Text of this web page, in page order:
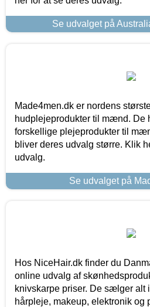
Se udvalget på
Made4men.dk er nordens
hudplejeprodukter til mænd. De
forskellige plejeprodukter til
bliver deres udvalg større. Klik
udvalg.
Se udvalget på
Hos NiceHair.dk finder du
online udvalg af
knivskarpe priser. De sælger alt
hårpleje, makeup, elektronik og